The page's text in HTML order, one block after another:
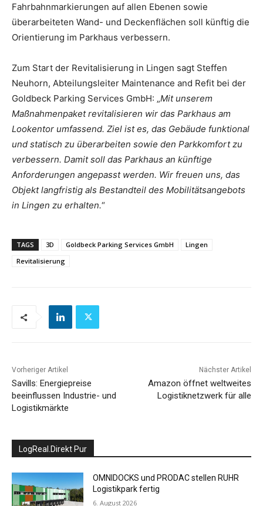
Fahrbahnmarkierungen auf allen Ebenen sowie
überarbeiteten Wand- und Deckenflächen soll künftig die
Orientierung im Parkhaus verbessern.
Zum Start der Revitalisierung in Lingen sagt Steffen
Neuhorn, Abteilungsleiter Maintenance and Refit bei der
Goldbeck Parking Services GmbH: „Mit unserem
Maßnahmenpaket revitalisieren wir das Parkhaus am
Lookentor umfassend. Ziel ist es, das Gebäude funktional
und statisch zu überarbeiten sowie den Parkkomfort zu
verbessern. Damit soll das Parkhaus an künftige
Anforderungen angepasst werden. Wir freuen uns, das
Objekt langfristig als Bestandteil des Mobilitätsangebots
in Lingen zu erhalten.“
TAGS 3D Goldbeck Parking Services GmbH
Lingen
Revitalisierung
Vorheriger Artikel
Savills: Energiepreise
beeinflussen Industrie- und
Logistikmärkte
Nächster Artikel
Amazon öffnet weltweites
Logistiknetzwerk für alle
LogReal.Direkt Pur
OMNIDOCKS und PRODAC stellen RUHR
Logistikpark fertig
6. August 2026